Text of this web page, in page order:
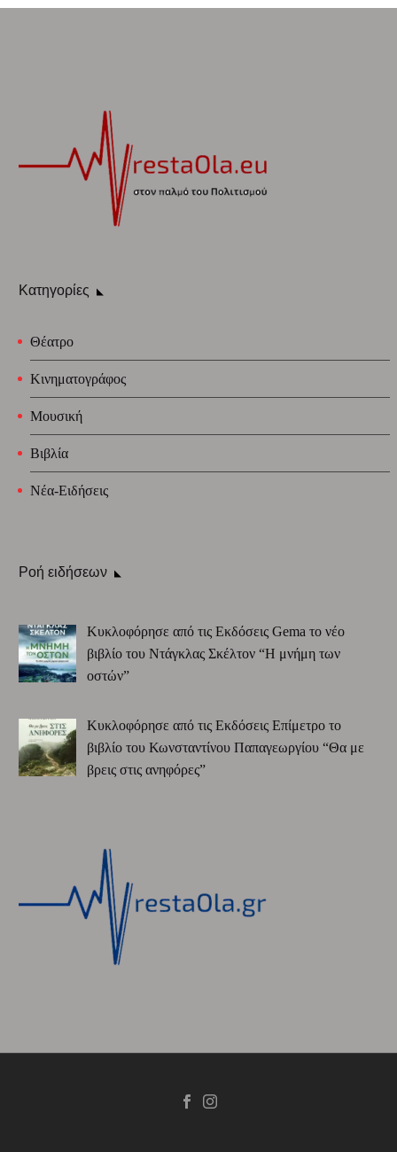
Κατηγορίες
Θέατρο
Κινηματογράφος
Μουσική
Βιβλία
Νέα-Ειδήσεις
Ροή ειδήσεων
Κυκλοφόρησε από τις Εκδόσεις Gema το νέο
βιβλίο του Ντάγκλας Σκέλτον “Η μνήμη των
οστών”
Κυκλοφόρησε από τις Εκδόσεις Επίμετρο το
βιβλίο του Κωνσταντίνου Παπαγεωργίου “Θα με
βρεις στις ανηφόρες”